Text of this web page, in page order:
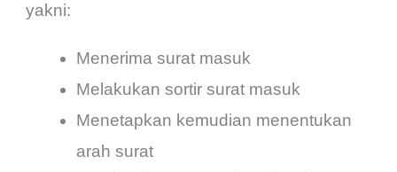
yakni:
Menerima surat masuk
Melakukan sortir surat masuk
Menetapkan kemudian menentukan
arah surat